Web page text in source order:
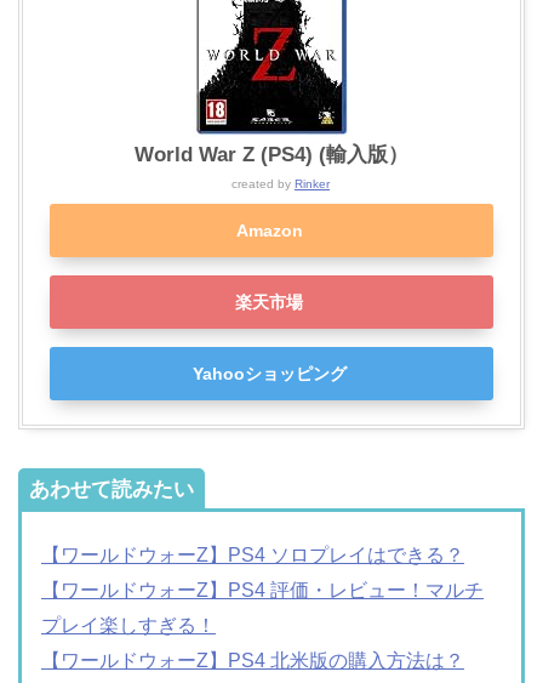
World War Z (PS4) (輸入版）
created by Rinker
Amazon
楽天市場
Yahooショッピング
あわせて読みたい
【ワールドウォーZ】PS4 ソロプレイはできる？
【ワールドウォーZ】PS4 評価・レビュー！マルチ
プレイ楽しすぎる！
【ワールドウォーZ】PS4 北米版の購入方法は？